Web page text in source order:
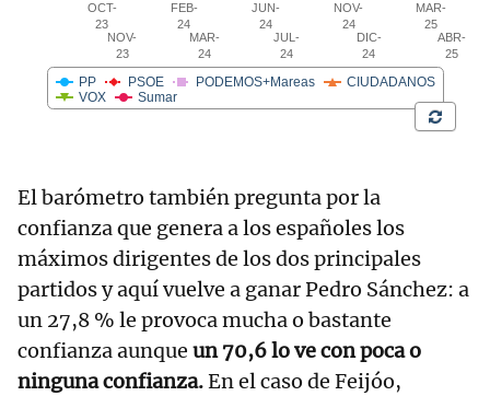
El barómetro también pregunta por la
confianza que genera a los españoles los
máximos dirigentes de los dos principales
partidos y aquí vuelve a ganar Pedro Sánchez: a
un 27,8 % le provoca mucha o bastante
confianza aunque un 70,6 lo ve con poca o
ninguna confianza.En el caso de Feijóo,